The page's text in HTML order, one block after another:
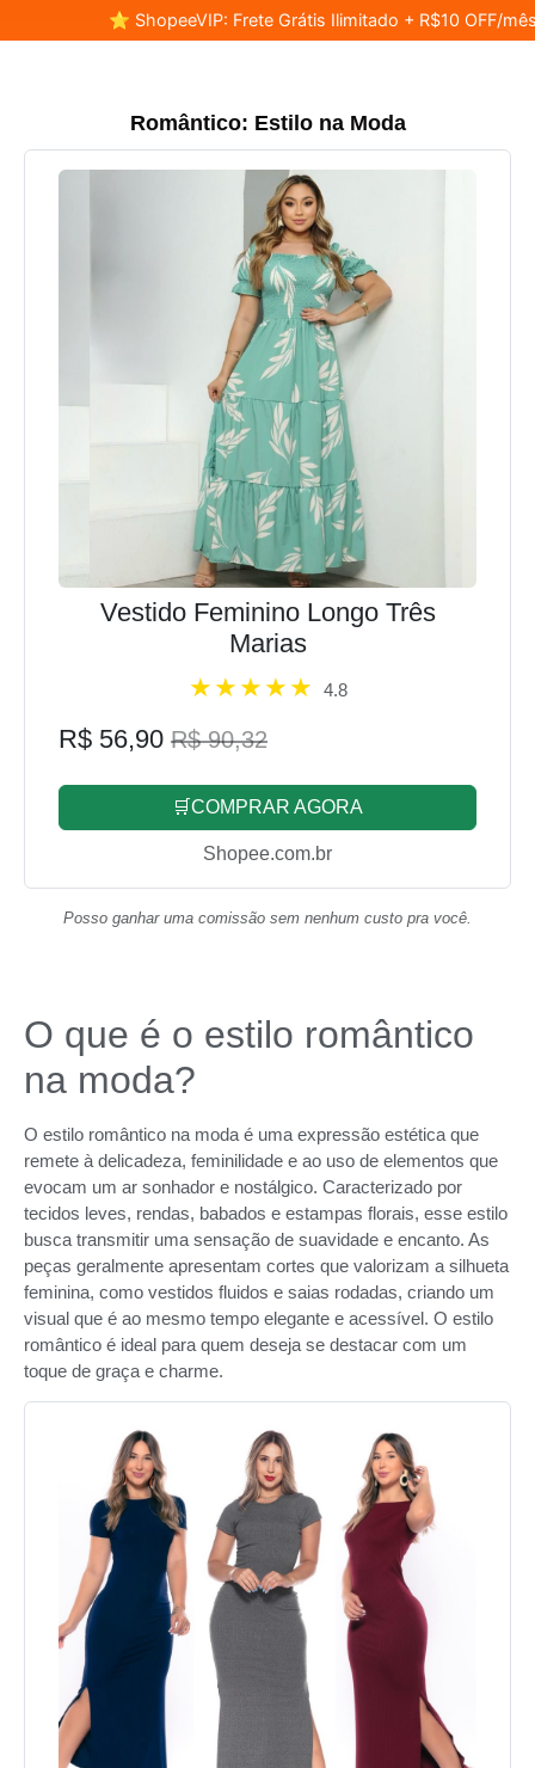
⭐ ShopeeVIP: Frete Grátis Ilimitado + R$10 OFF/
Romântico: Estilo na Moda
Vestido Feminino Longo Três
Marias
4.8
R$ 56,90 R$ 90,32
🛒COMPRAR AGORA
Shopee.com.br
Posso ganhar uma comissão sem nenhum custo pra você.
O que é o estilo romântico
na moda?
O estilo romântico na moda é uma expressão estética que
remete à delicadeza, feminilidade e ao uso de elementos que
evocam um ar sonhador e nostálgico. Caracterizado por
tecidos leves, rendas, babados e estampas florais, esse estilo
busca transmitir uma sensação de suavidade e encanto. As
peças geralmente apresentam cortes que valorizam a silhueta
feminina, como vestidos fluidos e saias rodadas, criando um
visual que é ao mesmo tempo elegante e acessível. O estilo
romântico é ideal para quem deseja se destacar com um
toque de graça e charme.